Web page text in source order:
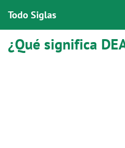
Todo Siglas
¿Qué significa